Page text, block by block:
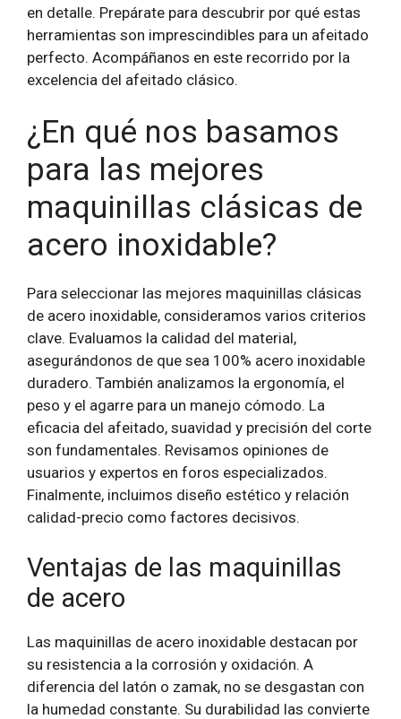
en detalle. Prepárate para descubrir por qué estas
herramientas son imprescindibles para un afeitado
perfecto. Acompáñanos en este recorrido por la
excelencia del afeitado clásico.
¿En qué nos basamos
para las mejores
maquinillas clásicas de
acero inoxidable?
Para seleccionar las mejores maquinillas clásicas
de acero inoxidable, consideramos varios criterios
clave. Evaluamos la calidad del material,
asegurándonos de que sea 100% acero inoxidable
duradero. También analizamos la ergonomía, el
peso y el agarre para un manejo cómodo. La
eficacia del afeitado, suavidad y precisión del corte
son fundamentales. Revisamos opiniones de
usuarios y expertos en foros especializados.
Finalmente, incluimos diseño estético y relación
calidad-precio como factores decisivos.
Ventajas de las maquinillas
de acero
Las maquinillas de acero inoxidable destacan por
su resistencia a la corrosión y oxidación. A
diferencia del latón o zamak, no se desgastan con
la humedad constante. Su durabilidad las convierte